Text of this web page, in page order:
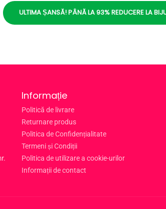
ULTIMA ȘANSĂ! PÂNĂ LA 93% REDUCERE LA
Informație
Politică de livrare
Returnare produs
Politica de Confidențialitate
Termeni și Condiții
Politica de utilizare a cookie-urilor
Informații de contact